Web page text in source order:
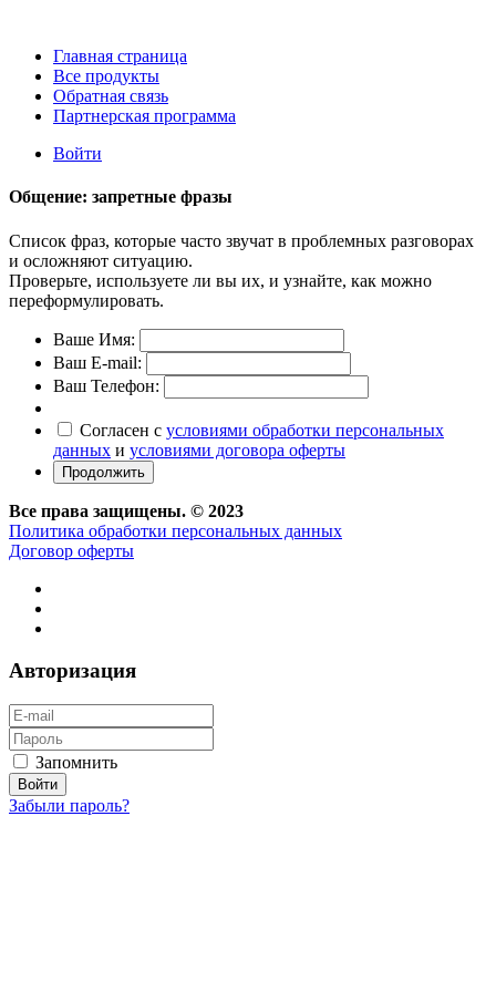
Главная страница
Все продукты
Обратная связь
Партнерская программа
Войти
Общение: запретные фразы
Список фраз, которые часто звучат в проблемных разговорах
и осложняют ситуацию.
Проверьте, используете ли вы их, и узнайте, как можно
переформулировать.
Ваше Имя:
Ваш E-mail:
Ваш Телефон:
Согласен с условиями обработки персональных
данных и условиями договора оферты
Все права защищены. © 2023
Политика обработки персональных данных
Договор оферты
Авторизация
Запомнить
Забыли пароль?